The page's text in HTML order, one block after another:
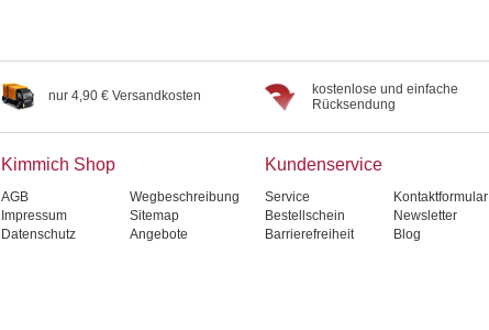
nur 4,90 € Versandkosten
kostenlose und einfache
Rücksendung
Kimmich Shop
AGB
Wegbeschreibung
Impressum
Sitemap
Datenschutz
Angebote
Kundenservice
Service
Kontaktformular
Bestellschein
Newsletter
Barrierefreiheit
Blog